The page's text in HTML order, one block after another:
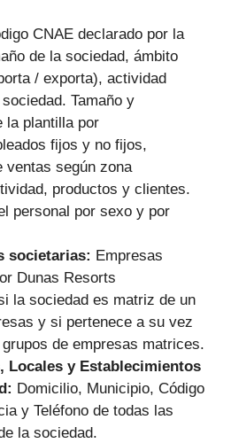
CNAE declarado por la
de la sociedad, ámbito
/ exporta), actividad
Tamaño y
la plantilla por
fijos y no fijos,
ventas según zona
productos y clientes.
personal por sexo y por
societarias: Empresas
Dunas Resorts
la sociedad es matriz de un
y si pertenece a su vez
de empresas matrices.
Locales y Establecimientos
Domicilio, Municipio, Código
y Teléfono de todas las
la sociedad.